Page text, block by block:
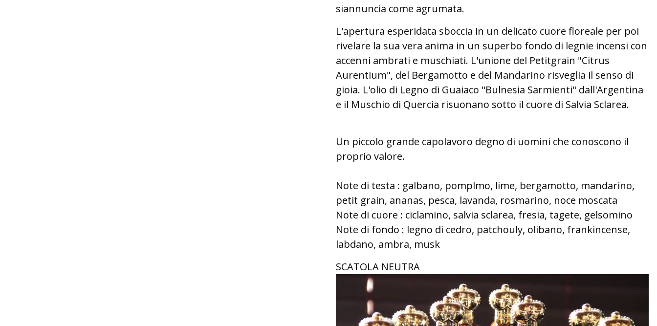
siannuncia come agrumata.
L'apertura esperidata sboccia in un delicato cuore floreale per poi
rivelare la sua vera anima in un superbo fondo di legnie incensi con
accenni ambrati e muschiati. L'unione del Petitgrain "Citrus
Aurentium", del Bergamotto e del Mandarino risveglia il senso di
gioia. L'olio di Legno di Guaiaco "Bulnesia Sarmienti" dall'Argentina
e il Muschio di Quercia risuonano sotto il cuore di Salvia Sclarea.
Un piccolo grande capolavoro degno di uomini che conoscono il
proprio valore.
Note di testa : galbano, pomplmo, lime, bergamotto, mandarino,
petit grain, ananas, pesca, lavanda, rosmarino, noce moscata
Note di cuore : ciclamino, salvia sclarea, fresia, tagete, gelsomino
Note di fondo : legno di cedro, patchouly, olibano, frankincense,
labdano, ambra, musk
SCATOLA NEUTRA